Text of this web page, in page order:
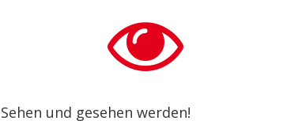

Sehen und gesehen werden!